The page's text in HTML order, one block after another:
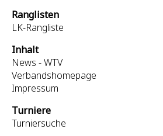
Ranglisten
LK-Rangliste
Inhalt
News - WTV
Verbandshomepage
Impressum
Turniere
Turniersuche